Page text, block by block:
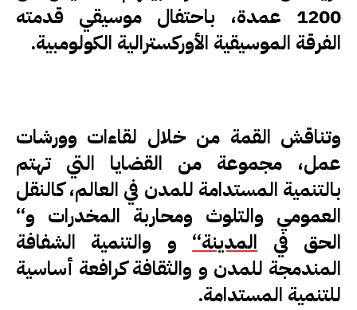
1200 عمدة، باحتفال موسيقي قدمته
الفرقة الموسيقية الأوركسترالية الكولومبية.
وتناقش القمة من خلال لقاءات وورشات
عمل، مجموعة من القضايا التي تهتم
بالتنمية المستدامة للمدن في العالم، كالنقل
العمومي والتلوث ومحاربة المخدرات و‘‘
الحق في المدينة‘‘ و والتنمية الشفافة
المندمجة للمدن و والثقافة كرافعة أساسية
للتنمية المستدامة.